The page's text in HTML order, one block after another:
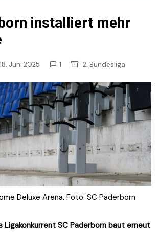
installiert mehr
18. Juni 2025 1 2. Bundesliga
Deluxe Arena. Foto: SC Paderborn
Ligakonkurrent SC Paderborn baut erneut